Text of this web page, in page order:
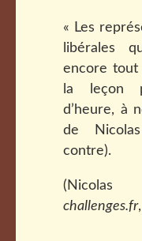
« Les
libérales
encore
la leçon
d’heure, à
de
contre).
challenges.fr